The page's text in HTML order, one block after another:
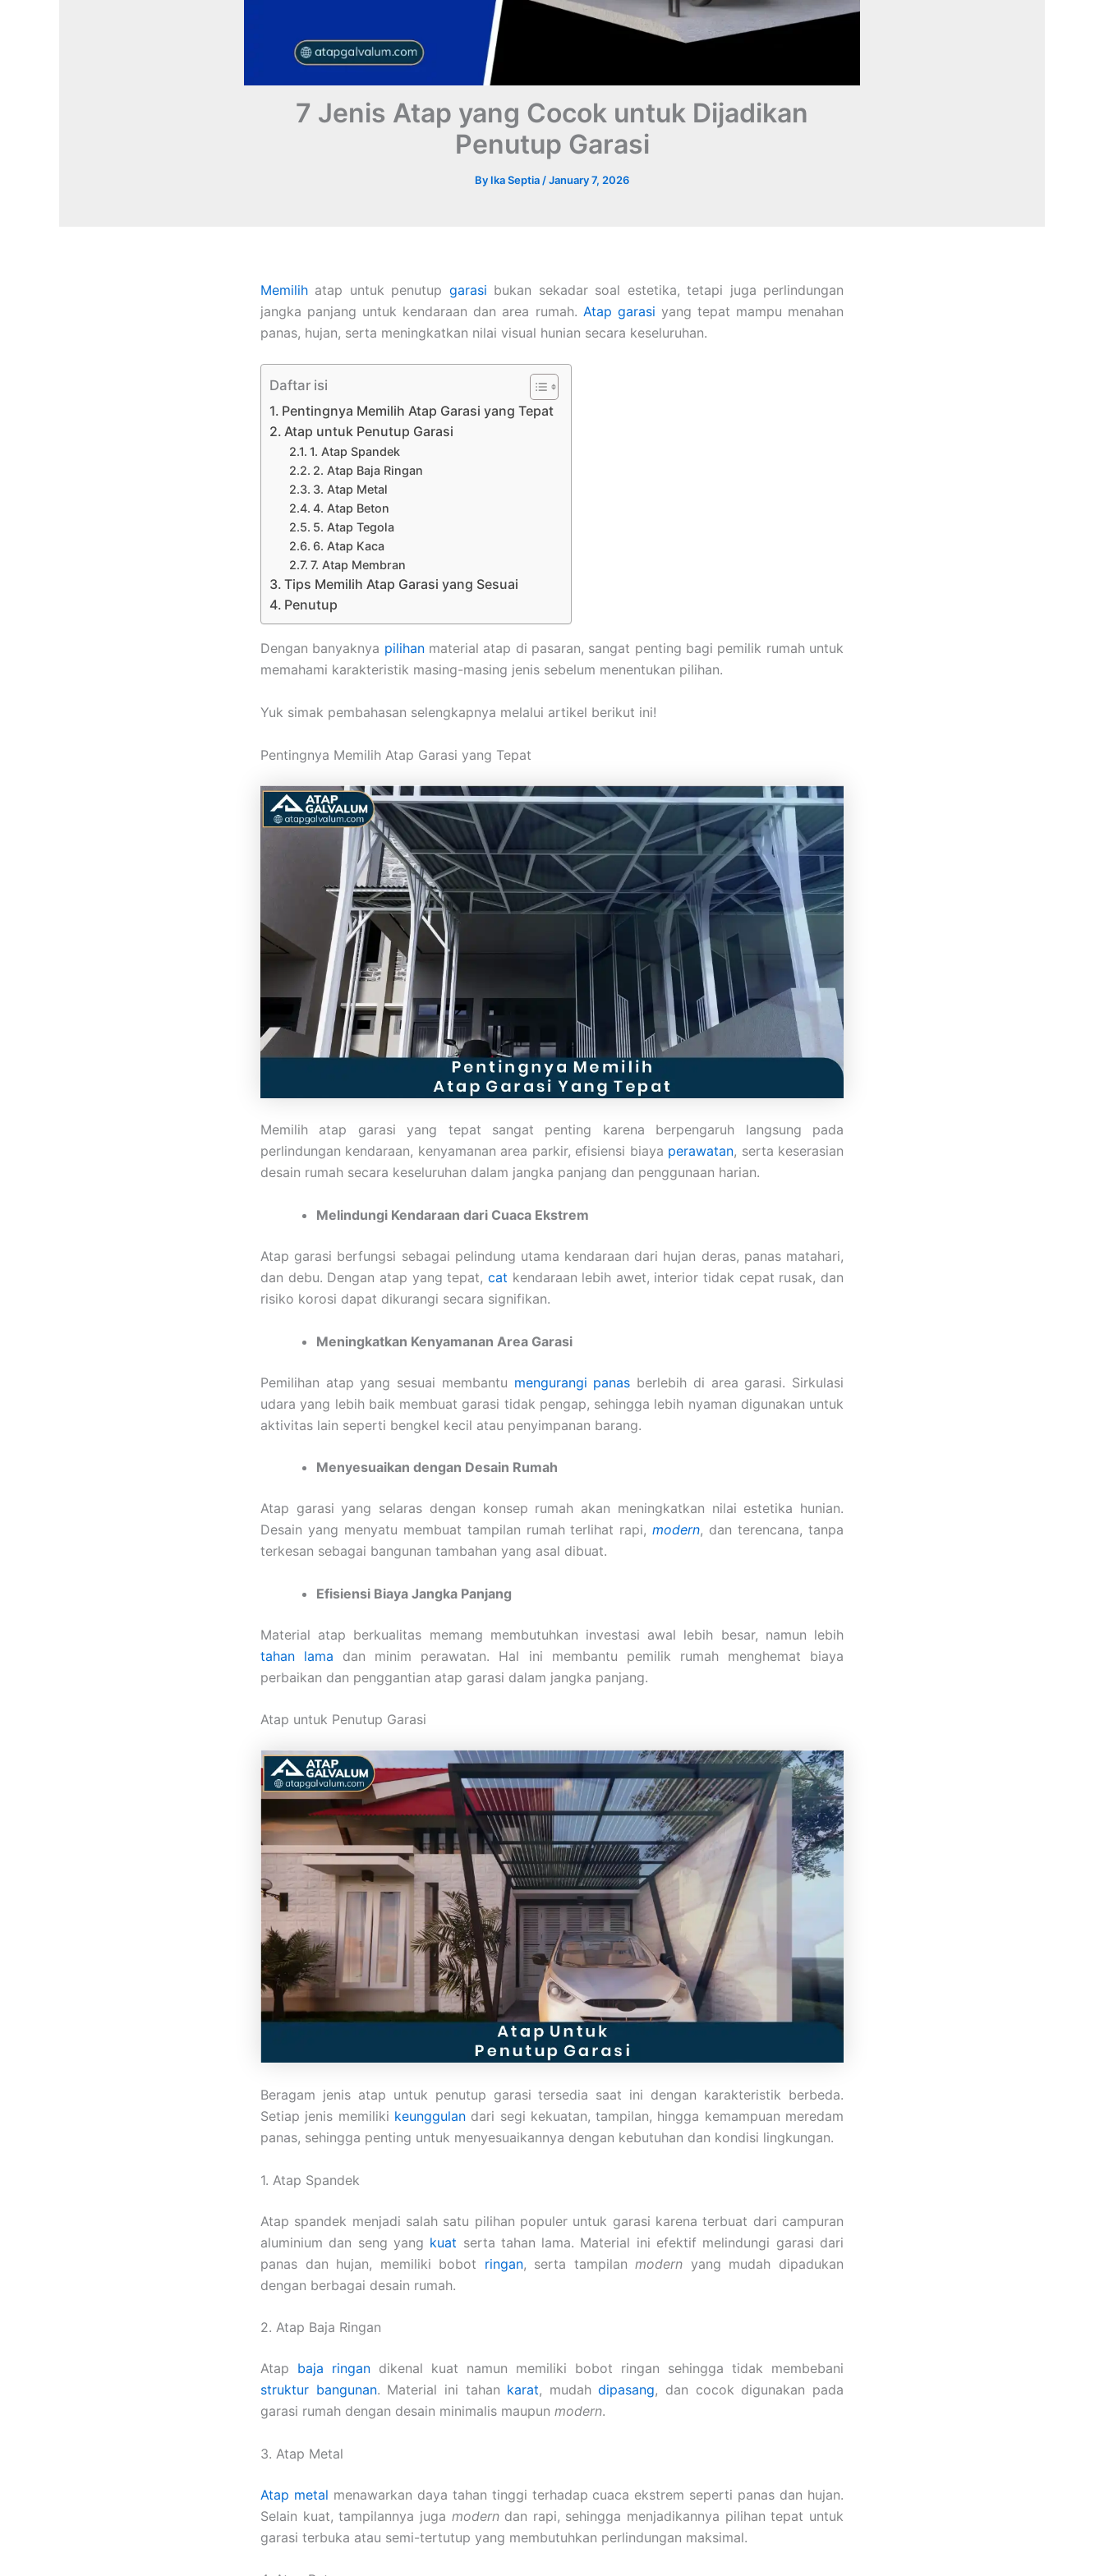
7 Jenis Atap yang Cocok untuk Dijadikan
Penutup Garasi
By Ika Septia /January 7, 2026
Memilih atap untuk penutup garasi bukan sekadar soal estetika, tetapi juga perlindungan
jangka panjang untuk kendaraan dan area rumah. Atap garasi yang tepat mampu menahan
panas, hujan, serta meningkatkan nilai visual hunian secara keseluruhan.
Daftar isi
Pentingnya Memilih Atap Garasi yang Tepat
Atap untuk Penutup Garasi
1. Atap Spandek
2. Atap Baja Ringan
3. Atap Metal
4. Atap Beton
5. Atap Tegola
6. Atap Kaca
7. Atap Membran
Tips Memilih Atap Garasi yang Sesuai
Penutup
Dengan banyaknya pilihanmaterial atap di pasaran, sangat penting bagi pemilik rumah untuk
memahami karakteristik masing-masing jenis sebelum menentukan pilihan.
Yuk simak pembahasan selengkapnya melalui artikel berikut ini!
Pentingnya Memilih Atap Garasi yang Tepat
Memilih atap garasi yang tepat sangat penting karena berpengaruh langsung pada
perlindungan kendaraan, kenyamanan area parkir, efisiensi biaya perawatan, serta keserasian
desain rumah secara keseluruhan dalam jangka panjang dan penggunaan harian.
Melindungi Kendaraan dari Cuaca Ekstrem
Atap garasi berfungsi sebagai pelindung utama kendaraan dari hujan deras, panas matahari,
dan debu. Dengan atap yang tepat, cat kendaraan lebih awet, interior tidak cepat rusak, dan
risiko korosi dapat dikurangi secara signifikan.
Meningkatkan Kenyamanan Area Garasi
Pemilihan atap yang sesuai membantu mengurangi panas berlebih di area garasi. Sirkulasi
udara yang lebih baik membuat garasi tidak pengap, sehingga lebih nyaman digunakan untuk
aktivitas lain seperti bengkel kecil atau penyimpanan barang.
Menyesuaikan dengan Desain Rumah
Atap garasi yang selaras dengan konsep rumah akan meningkatkan nilai estetika hunian.
Desain yang menyatu membuat tampilan rumah terlihat rapi,modern, dan terencana, tanpa
terkesan sebagai bangunan tambahan yang asal dibuat.
Efisiensi Biaya Jangka Panjang
Material atap berkualitas memang membutuhkan investasi awal lebih besar, namun lebih
tahan lama dan minim perawatan. Hal ini membantu pemilik rumah menghemat biaya
perbaikan dan penggantian atap garasi dalam jangka panjang.
Atap untuk Penutup Garasi
Beragam jenis atap untuk penutup garasi tersedia saat ini dengan karakteristik berbeda.
Setiap jenis memiliki keunggulandari segi kekuatan, tampilan, hingga kemampuan meredam
panas, sehingga penting untuk menyesuaikannya dengan kebutuhan dan kondisi lingkungan.
1. Atap Spandek
Atap spandek menjadi salah satu pilihan populer untuk garasi karena terbuat dari campuran
aluminium dan seng yang kuat serta tahan lama. Material ini efektif melindungi garasi dari
panas dan hujan, memiliki bobot ringan, serta tampilanmodern yang mudah dipadukan
dengan berbagai desain rumah.
2. Atap Baja Ringan
Atap baja ringan dikenal kuat namun memiliki bobot ringan sehingga tidak membebani
struktur bangunan. Material ini tahan karat, mudahdipasang, dan cocok digunakan pada
garasi rumah dengan desain minimalis maupun modern.
3. Atap Metal
Atap metal menawarkan daya tahan tinggi terhadap cuaca ekstrem seperti panas dan hujan.
Selain kuat, tampilannya juga moderndan rapi, sehingga menjadikannya pilihan tepat untuk
garasi terbuka atau semi-tertutup yang membutuhkan perlindungan maksimal.